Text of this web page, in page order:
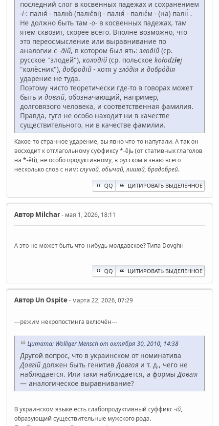
последний слог в косвенных падежах и сохранением
-і-: палія́ - палію́ (паліє́ві) - палія́ - паліє́м - (на) палії́ .
Не должно быть там -о- в косвенных падежах, там
ятем сквозит, скорее всего. Вполне возможно, что
это переосмысление или выравнивание по
аналогии с -дій, в котором был ять: злодій (ср.
русское "злодей"), колодій (ср. польское kołodziej
"колёсник"), добродій - хотя у зло́дія и добро́дія
ударение не туда.
Поэтому чисто теоретически где-то в говорах может
быть и довгій, обозначающий, например,
долговязого человека, и соответственная фамилия.
Правда, гугл не особо находит ни в качестве
существительного, ни в качестве фамилии.
Какое-то странное ударение, вы явно что-то напутали. А так он
восходит к отглагольному суффиксу *-ějь (от стативных глаголов
на *-ěti), не особо продуктивному, в русском я знаю всего
несколько слов с ним:случай, обычай, лишай, брадобрей.
QQ ЦИТИРОВАТЬ ВЫДЕЛЕННОЕ
Автор Milchar- мая 1, 2026, 18:11
А это не может быть что-нибудь молдавское? Типа Dovghii
QQ ЦИТИРОВАТЬ ВЫДЕЛЕННОЕ
Автор Un Ospite- марта 22, 2026, 07:29
---режим некропостинга включён---
Цитата: Wolliger Mensch от октября 30, 2010, 14:38
Другой вопрос, что в украинском от номинатива
Довгій должен быть генитивДовгоя и т. д., чего не
наблюдается. Или таки наблюдается, а формыДовгія
— аналогическое выравнивание?
В украинском языке есть слабопродуктивный суффикс-ій,
образующий существительные мужского рода.